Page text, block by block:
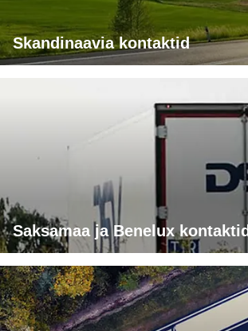
Skandinaavia kontaktid
Saksamaa ja Benelux kontaktid